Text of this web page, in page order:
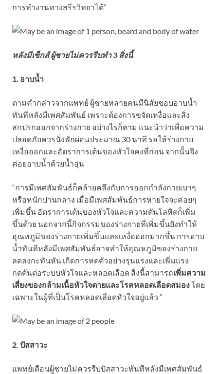
การทำงานทางสรีรวิทยาได้”
หลังมีเซ็กส์ ผู้ชายไม่ควรรีบทำ 3 สิ่งนี้
1. อาบน้ำ
ตามคำกล่าวจากแพทย์ ผู้ชายหลายคนมีนิสัยชอบอาบน้ำ
ทันทีหลังมีเพศสัมพันธ์ เพราะต้องการขจัดเหงื่อและสิ่ง
สกปรกออกจากร่างกาย อย่างไรก็ตาม แนะนำว่าเพื่อความ
ปลอดภัยควรนั่งพักผ่อนประมาณ 30 นาที รอให้ร่างกาย
เหงื่อออกและอัตราการเต้นของหัวใจคงที่ก่อน จากนั้นจึง
ค่อยอาบน้ำด้วยน้ำอุ่น
“การมีเพศสัมพันธ์ก็คล้ายคลึงกับการออกกำลังกายเบาๆ
หรือหนักปานกลาง เมื่อมีเพศสัมพันธ์การหายใจจะค่อยๆ
เพิ่มขึ้น อัตราการเต้นของหัวใจและความดันโลหิตก็เพิ่ม
ขึ้นด้วย นอกจากนี้กิจกรรมของร่างกายที่เพิ่มขึ้นยังทำให้
อุณหภูมิของร่างกายเพิ่มขึ้นและเหงื่อออกมากขึ้น การอาบ
น้ำทันทีหลังมีเพศสัมพันธ์อาจทำให้อุณหภูมิของร่างกาย
ลดลงกะทันหัน เกิดการหดตัวอย่างรุนแรงและเพิ่มแรง
กดดันต่อระบบหัวใจและหลอดเลือด สิ่งนี้สามารถเพิ่มความ
เสี่ยงของกล้ามเนื้อหัวใจตายและโรคหลอดเลือดสมองโดย
เฉพาะในผู้ที่เป็นโรคหลอดเลือดหัวใจอยู่แล้ว ”
2. ปัสสาวะ
แพทย์เตือนผู้ชายไม่ควรรีบปัสสาวะทันทีหลังมีเพศสัมพันธ์